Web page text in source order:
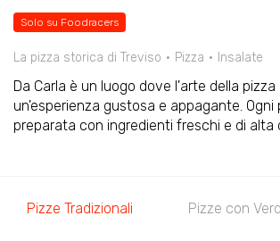
Solo su Foodracers
La pizza storica di Treviso Pizza Insalate
Da Carla è un luogo dove l'arte della
un'esperienza gustosa e appagante. Ogni
preparata con ingredienti freschi e di alta
Pizze Tradizionali Pizze con